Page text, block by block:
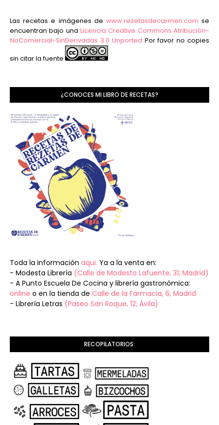
Las recetas e imágenes de www.rezetasdecarmen.com se
encuentran bajo una Licencia Creative Commons Atribución-
NoComercial-SinDerivadas 3.0 Unported Por favor no copies
sin citar la fuente
¿CONOCES MI LIBRO DE RECETAS?
Toda la información aqui. Ya a la venta en:
- Modesta Librería (Calle de Modesto Lafuente, 31, Madrid)
- A Punto Escuela De Cocina y librería gastronómica:
online o en la tienda de Calle de la Farmacia, 6, Madrid
- Librería Letras (Paseo San Roque, 12, Ávila)
RECOPILATORIOS: